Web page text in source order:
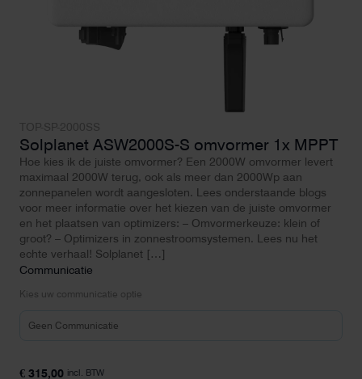
Solplanet ASW2000S-S omvormer 1x MPPT
Hoe kies ik de juiste omvormer? Een 2000W omvormer levert
maximaal 2000W terug, ook als meer dan 2000Wp aan
zonnepanelen wordt aangesloten. Lees onderstaande blogs
voor meer informatie over het kiezen van de juiste omvormer
en het plaatsen van optimizers: – Omvormerkeuze: klein of
groot? – Optimizers in zonnestroomsystemen. Lees nu het
echte verhaal! Solplanet […]
Communicatie
Kies uw communicatie optie
€ 315,00 incl. BTW